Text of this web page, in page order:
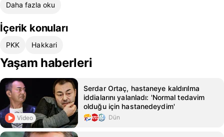
Daha fazla oku
İçerik konuları
PKK Hakkari
Yaşam haberleri
Video
Serdar Ortaç, hastaneye kaldırılma
iddialarını yalanladı: 'Normal tedavim
olduğu için hastanedeydim'
Dün